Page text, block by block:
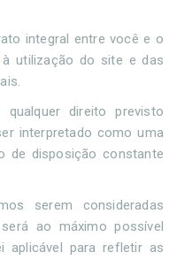
integral entre você e o
utilização do site e das
direito previsto
interpretado como uma
de disposição constante
serem consideradas
ao máximo possível
aplicável para refletir as